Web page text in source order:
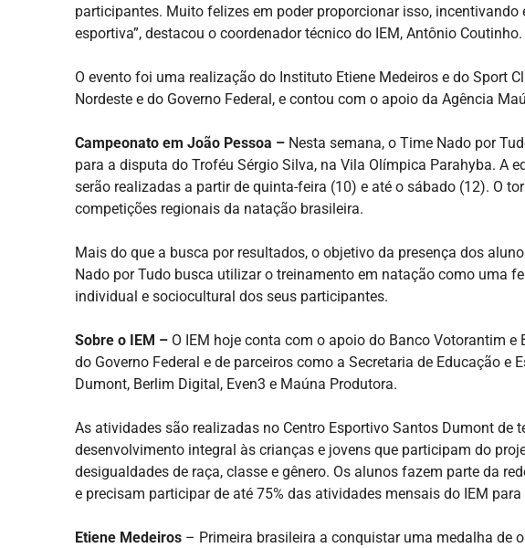
participantes. Muito felizes em poder proporcionar isso,
esportiva”, destacou o coordenador técnico do IEM, Antônio Coutinho.
O evento foi uma realização do Instituto Etiene Medeiros e do Sport
Nordeste e do Governo Federal, e contou com o apoio da Agência
Campeonato em João Pessoa – Nesta semana, o Time Nado por
para a disputa do Troféu Sérgio Silva, na Vila Olímpica Parahyba. A
serão realizadas a partir de quinta-feira (10) e até o sábado (12). O
competições regionais da natação brasileira.
Mais do que a busca por resultados, o objetivo da presença dos
Nado por Tudo busca utilizar o treinamento em natação como uma
individual e sociocultural dos seus participantes.
Sobre o IEM – O IEM hoje conta com o apoio do Banco Votorantim e
do Governo Federal e de parceiros como a Secretaria de Educação e
Dumont, Berlim Digital, Even3 e Maúna Produtora.
As atividades são realizadas no Centro Esportivo Santos Dumont de
desenvolvimento integral às crianças e jovens que participam do
desigualdades de raça, classe e gênero. Os alunos fazem parte da
e precisam participar de até 75% das atividades mensais do IEM
Etiene Medeiros – Primeira brasileira a conquistar uma medalha de